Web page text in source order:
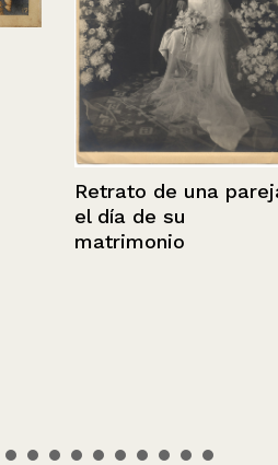
Retrato de una pareja
el día de su
matrimonio